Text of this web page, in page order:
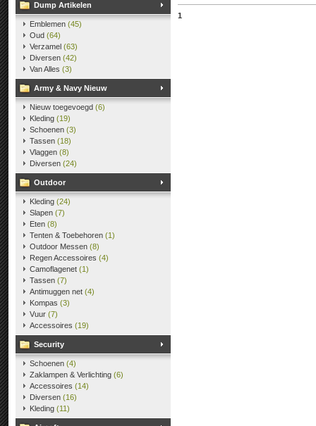
Dump Artikelen
Emblemen (45)
Oud (64)
Verzamel (63)
Diversen (42)
Van Alles (3)
Army & Navy Nieuw
Nieuw toegevoegd (6)
Kleding (19)
Schoenen (3)
Tassen (18)
Vlaggen (8)
Diversen (24)
Outdoor
Kleding (24)
Slapen (7)
Eten (8)
Tenten & Toebehoren (1)
Outdoor Messen (8)
Regen Accessoires (4)
Camoflagenet (1)
Tassen (7)
Antimuggen net (4)
Kompas (3)
Vuur (7)
Accessoires (19)
Security
Schoenen (4)
Zaklampen & Verlichting (6)
Accessoires (14)
Diversen (16)
Kleding (11)
1